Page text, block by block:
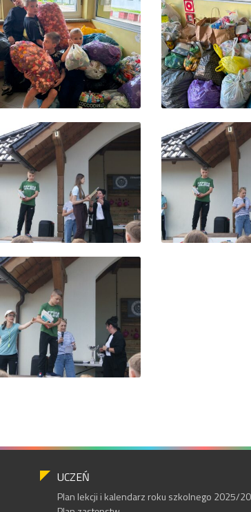
UCZEŃ
Plan lekcji i kalendarz roku szkolnego 2025/